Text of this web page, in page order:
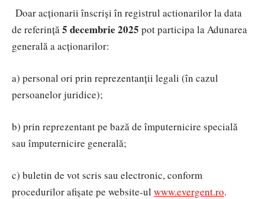
Doar acționarii înscriși în registrul actionarilor la data
de referință 5 decembrie 2025 pot participa la Adunarea
generală a acționarilor:
a) personal ori prin reprezentanții legali (în cazul
persoanelor juridice);
b) prin reprezentant pe bază de împuternicire specială
sau împuternicire generală;
c) buletin de vot scris sau electronic, conform
procedurilor afișate pe website-ul www.evergent.ro.